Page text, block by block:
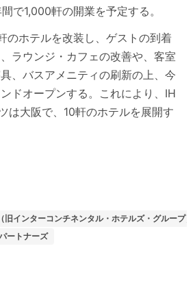
で1,000軒の開業を予定する。
のホテルを改装し、ゲストの到着
ラウンジ・カフェの改善や、客室
、バスアメニティの刷新の上、今
ドオープンする。これにより、IH
は大阪で、10軒のホテルを展開す
インターコンチネンタル・ホテルズ・グループ）
ートナーズ